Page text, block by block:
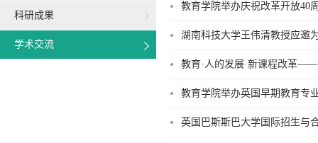
科研成果
学术交流
教育学院举办庆祝改革开放40
湖南科技大学王伟清教授应邀
教育·人的发展·新课程改革
教育学院举办英国早期教育专
英国巴斯斯巴大学国际招生与